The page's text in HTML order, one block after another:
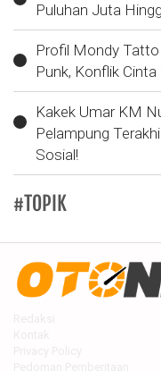
Puluhan Juta
Profil Mondy
Punk, Konflik
Kakek Umar KM
Pelampung
Sosial!
#TOPIK